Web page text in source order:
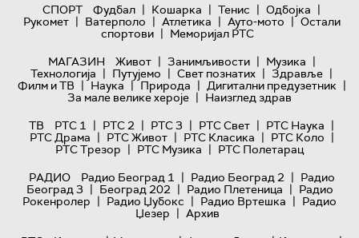
СПОРТ
Фудбал | Кошарка | Тенис | Одбојка |
Рукомет | Ватерполо | Атлетика | Ауто-мото | Остали
спортови | Меморијал РТС
МАГАЗИН
Живот | Занимљивости | Музика |
Технологијa | Путујемо | Свет познатих | Здравље |
Филм и ТВ | Наука | Природа | Дигитални предузетник |
За мале велике хероје | Наизглед здрав
ТВ
РТС 1 | РТС 2 | РТС 3 | РТС Свет | РТС Наука |
РТС Драма | РТС Живот | РТС Класика | РТС Коло |
РТС Трезор | РТС Музика | РТС Полетарац
РАДИО
Радио Београд 1 | Радио Београд 2 | Радио
Београд 3 | Београд 202 | Радио Плетеница | Радио
Рокенролер | Радио Џубокс | Радио Вртешка | Радио
Џезер | Архив